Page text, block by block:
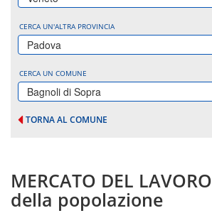
CERCA UN'ALTRA PROVINCIA
Padova
CERCA UN COMUNE
Bagnoli di Sopra
TORNA AL COMUNE
MERCATO DEL LAVORO
della popolazione